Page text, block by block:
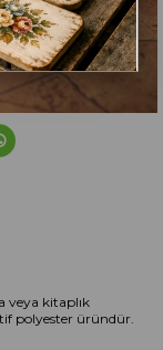
veya kitaplık
polyester üründür.